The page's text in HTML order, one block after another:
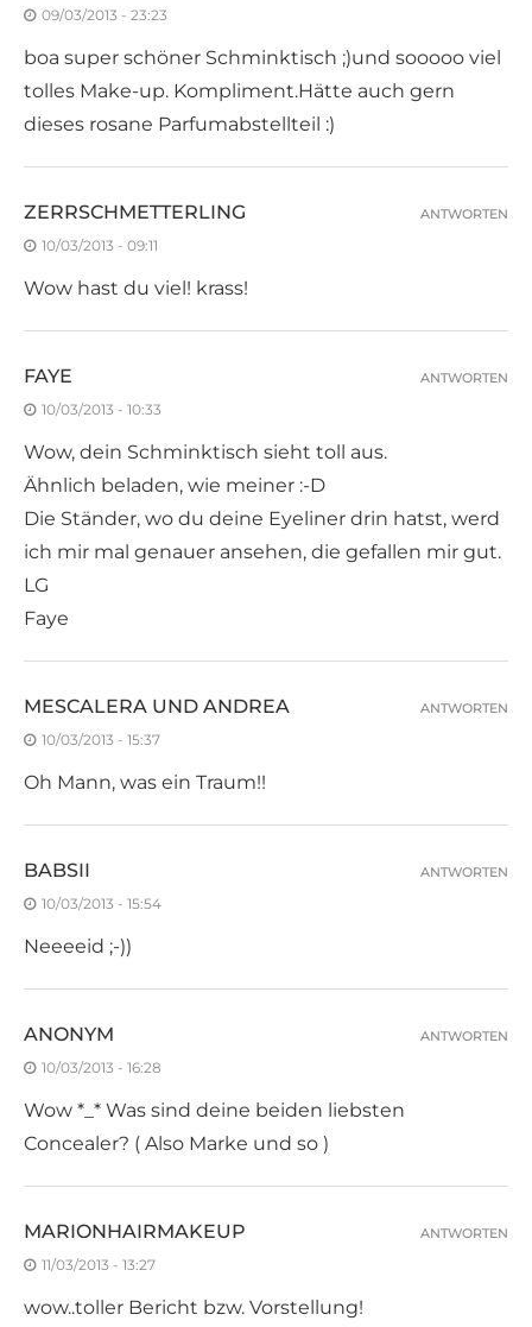
09/03/2013 - 23:23
boa super schöner Schminktisch ;)und sooooo viel
tolles Make-up. Kompliment.Hätte auch gern
dieses rosane Parfumabstellteil :)
ZERRSCHMETTERLING
10/03/2013 - 09:11
Wow hast du viel! krass!
ANTWORTEN
FAYE
10/03/2013 - 10:33
Wow, dein Schminktisch sieht toll aus.
Ähnlich beladen, wie meiner :-D
Die Ständer, wo du deine Eyeliner drin hatst, werd
ich mir mal genauer ansehen, die gefallen mir gut.
LG
Faye
ANTWORTEN
MESCALERA UND ANDREA
10/03/2013 - 15:37
Oh Mann, was ein Traum!!
ANTWORTEN
BABSII
10/03/2013 - 15:54
Neeeeid ;-))
ANTWORTEN
ANONYM
10/03/2013 - 16:28
Wow *_* Was sind deine beiden liebsten
Concealer? ( Also Marke und so )
ANTWORTEN
MARIONHAIRMAKEUP
11/03/2013 - 13:27
wow..toller Bericht bzw. Vorstellung!
ANTWORTEN